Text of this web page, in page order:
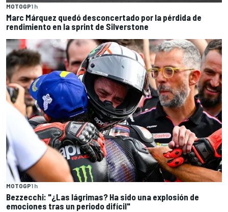
MOTOGP1 h
Marc Márquez quedó desconcertado por la pérdida de
rendimiento en la sprint de Silverstone
MOTOGP1 h
Bezzecchi: "¿Las lágrimas? Ha sido una explosión de
emociones tras un periodo difícil"